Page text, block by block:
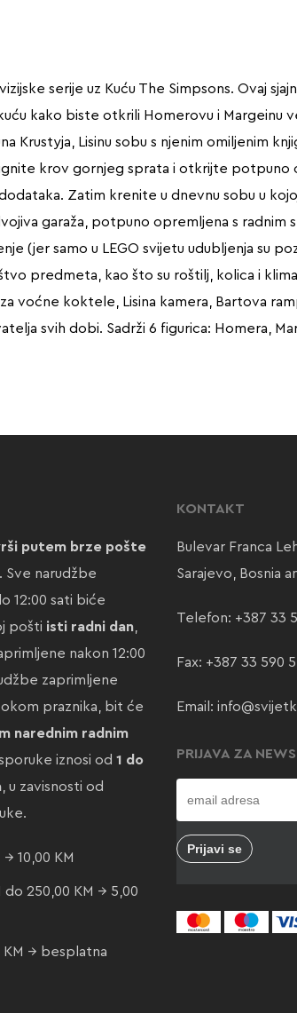
serije uz Kuću The Simpsons. Ovaj
kako biste otkrili Homerovu i Margeinu
Krustyja, Lisinu sobu s njenim omiljenim
krov gornjeg sprata i otkrijte potpuno
Zatim krenite u dnevnu sobu u
garaža, potpuno opremljena s
(jer samo u LEGO svijetu udubljenja su
predmeta, kao što su roštilj, kolica i
voćne koktele, Lisina kamera, Bartova
svih dobi. Sadrži 6 figurica: Homera,
putem brze pošte
Sve narudžbe
12:00 sati biće
pošti isti radni dan,
nakon 12:00
zaprimljene
praznika, bit će
narednim radnim
iznosi od 1 do
, u zavisnosti od
→ 10,00 KM
do 250,00 KM → 5,00
KM → besplatna
KONTAKT
Bulevar Franca
Sarajevo, Bosnia
Telefon: +387 33
Fax: +387 33 590
Email:
PRIJAVA ZA